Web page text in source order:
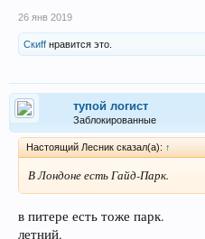
26 янв 2019
Скиff нравится это.
тупой логист
Заблокированные
Настоящий Лесник сказал(а): ↑
В Лондоне есть Гайд-Парк.
в питере есть тоже парк.
летний.